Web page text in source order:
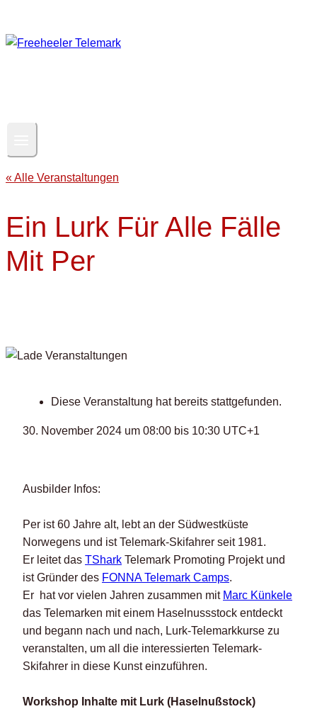
« Alle Veranstaltungen
Ein Lurk Für Alle Fälle
Mit Per
Diese Veranstaltung hat bereits stattgefunden.
30. November 2024 um 08:00 bis 10:30 UTC+1
Ausbilder Infos:
Per ist 60 Jahre alt, lebt an der Südwestküste
Norwegens und ist Telemark-Skifahrer seit 1981.
Er leitet das TShark Telemark Promoting Projekt und
ist Gründer des FONNA Telemark Camps.
Er hat vor vielen Jahren zusammen mit Marc Künkele
das Telemarken mit einem Haselnussstock entdeckt
und begann nach und nach, Lurk-Telemarkkurse zu
veranstalten, um all die interessierten Telemark-
Skifahrer in diese Kunst einzuführen.
Workshop Inhalte mit Lurk (Haselnußstock)